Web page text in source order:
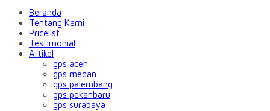
Beranda
Tentang Kami
Pricelist
Testimonial
Artikel
gps aceh
gps medan
gps palembang
gps pekanbaru
gps surabaya